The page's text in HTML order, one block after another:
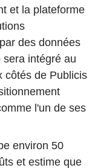
et la plateforme
des données
intégré au
côtés de Publicis
l'un de ses
environ 50
et estime que